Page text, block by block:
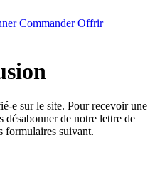
CommanderOffrir
e sur le site. Pour recevoir une
de notre lettre de
suivant.